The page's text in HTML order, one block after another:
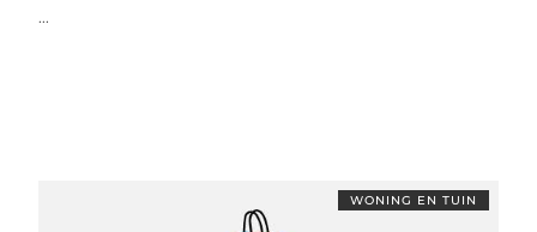
...
WONING EN TUIN